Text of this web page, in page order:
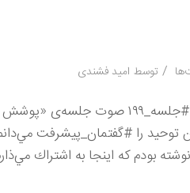
/ توسط امید فشندی
#يادداشت_۷۴ #روح_توحيد_نفي_عبوديت_غير_خدا #معيار_ارزيابي_ادعاي_توحيد #اميد_فشندي
توحيد را #گفتمان_پيشرفت
بودم كه اینجا به اشتراك